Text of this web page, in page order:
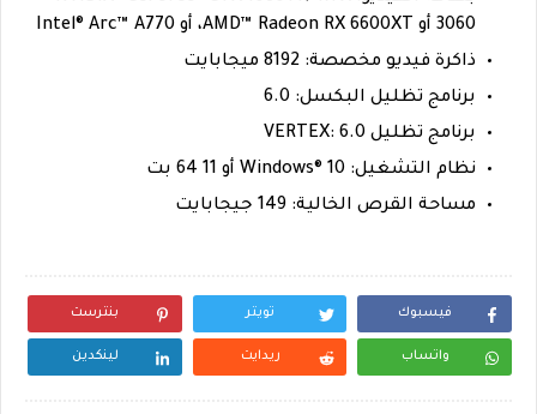
3060 أو AMD™ Radeon RX 6600XT، أو Intel® Arc™ A770
ذاكرة فيديو مخصصة: 8192 ميجابايت
برنامج تظليل البكسل: 6.0
برنامج تظليل VERTEX: 6.0
نظام التشغيل: Windows® 10 أو 11 64 بت
مساحة القرص الخالية: 149 جيجابايت
فيسبوك تويتر بنترست
واتساب ريدايت لينكدين